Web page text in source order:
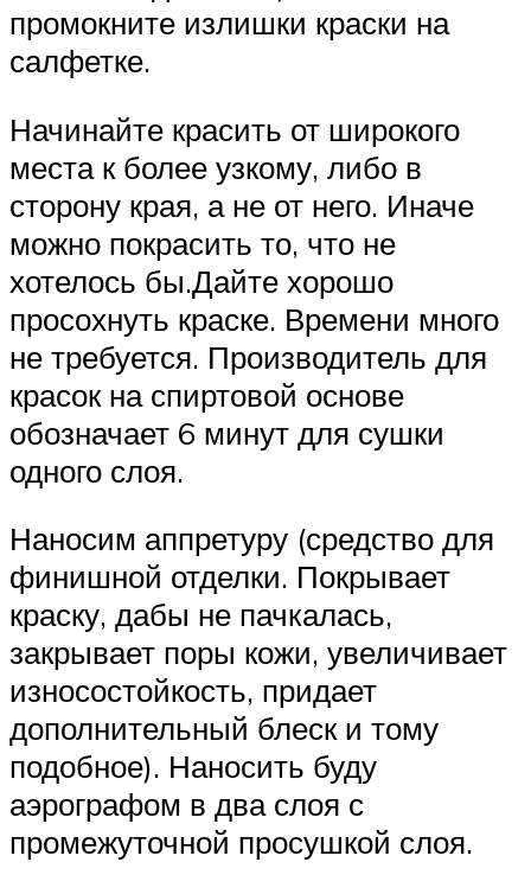
промокните излишки краски на
салфетке.
Начинайте красить от широкого
места к более узкому, либо в
сторону края, а не от него. Иначе
можно покрасить то, что не
хотелось бы.Дайте хорошо
просохнуть краске. Времени много
не требуется. Производитель для
красок на спиртовой основе
обозначает 6 минут для сушки
одного слоя.
Наносим аппретуру (средство для
финишной отделки. Покрывает
краску, дабы не пачкалась,
закрывает поры кожи, увеличивает
износостойкость, придает
дополнительный блеск и тому
подобное). Наносить буду
аэрографом в два слоя с
промежуточной просушкой слоя.